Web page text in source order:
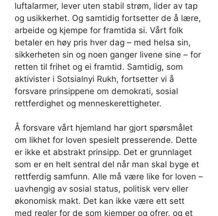
luftalarmer, lever uten stabil strøm, lider av tap
og usikkerhet. Og samtidig fortsetter de å lære,
arbeide og kjempe for framtida si. Vårt folk
betaler en høy pris hver dag – med helsa sin,
sikkerheten sin og noen ganger livene sine – for
retten til frihet og ei framtid. Samtidig, som
aktivister i Sotsialnyi Rukh, fortsetter vi å
forsvare prinsippene om demokrati, sosial
rettferdighet og menneskerettigheter.
Å forsvare vårt hjemland har gjort spørsmålet
om likhet for loven spesielt presserende. Dette
er ikke et abstrakt prinsipp. Det er grunnlaget
som er en helt sentral del når man skal byge et
rettferdig samfunn. Alle må være like for loven –
uavhengig av sosial status, politisk verv eller
økonomisk makt. Det kan ikke være ett sett
med regler for de som kjemper og ofrer, og et